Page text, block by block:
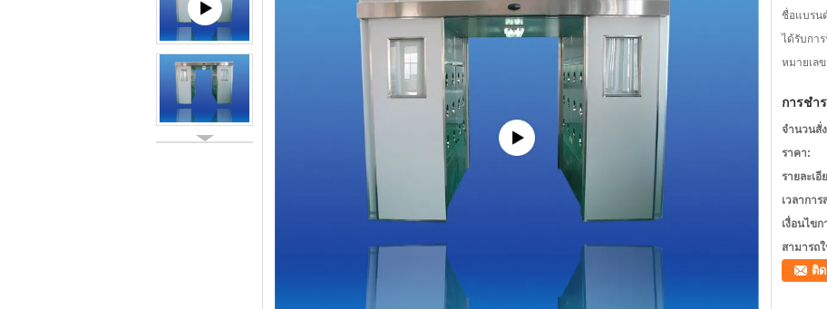
ชื่อแบรน
ได้รับการ
หมายเล
การชำ
จำนวนสั่
ราคา:
รายละเอี
เวลากา
เงื่อนไขก
สามารถ
ติ